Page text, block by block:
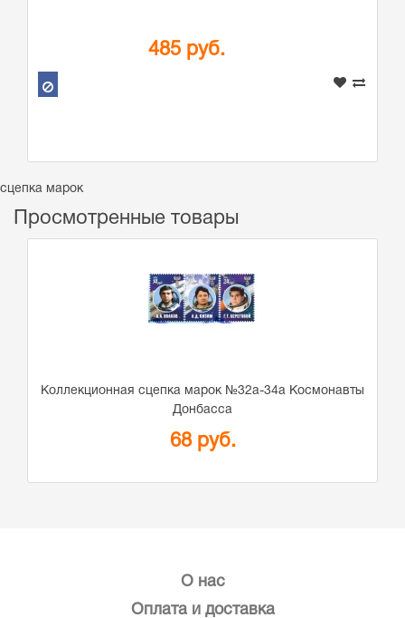
485 руб.
сцепка марок
Просмотренные товары
Коллекционная сцепка марок №32а-34а Космонавты
Донбасса
68 руб.
О нас
Оплата и доставка